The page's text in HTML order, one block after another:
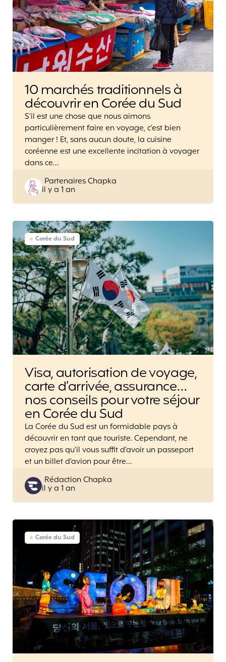
10 marchés traditionnels à
découvrir en Corée du Sud
S’il est une chose que nous aimons
particulièrement faire en voyage, c’est bien
manger ! Et, sans aucun doute, la cuisine
coréenne est une excellente incitation à voyager
dans ce…
Posted
by
Partenaires Chapka
il y a 1 an
Corée du Sud
Visa, autorisation de voyage,
carte d’arrivée, assurance…
nos conseils pour votre séjour
en Corée du Sud
La Corée du Sud est un formidable pays à
découvrir en tant que touriste. Cependant, ne
croyez pas qu’il vous suffit d’avoir un passeport
et un billet d’avion pour être…
Posted
by
Rédaction Chapka
il y a 1 an
Corée du Sud